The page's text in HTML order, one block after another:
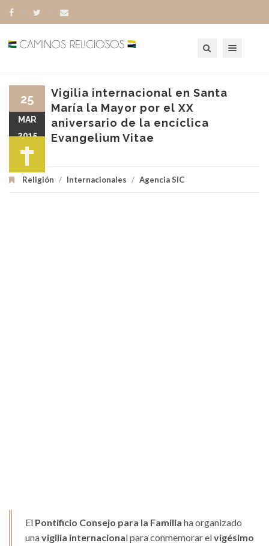
Vigilia internacional en Santa
María la Mayor por el XX
aniversario de la encíclica
Evangelium Vitae
Religión / Internacionales / Agencia SIC
25
MAR
2015
El Pontificio Consejo para la Familia ha organizado
unavigilia internacional para conmemorar elvigésimo